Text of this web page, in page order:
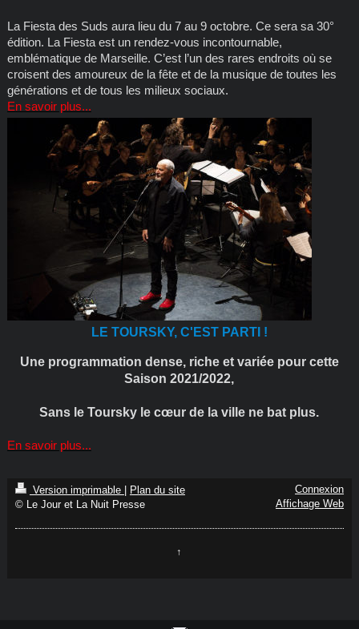
La Fiesta des Suds aura lieu du 7 au 9 octobre. Ce sera sa 30°
édition. La Fiesta est un rendez-vous incontournable,
emblématique de Marseille. C’est l’un des rares endroits où se
croisent des amoureux de la fête et de la musique de toutes les
générations et de tous les milieux sociaux.
En savoir plus...
LE TOURSKY, C'EST PARTI !
Une programmation dense, riche et variée pour cette
Saison 2021/2022,
Sans le Toursky le cœur de la ville ne bat plus.
En savoir plus...
Version imprimable | Plan du site
© Le Jour et La Nuit Presse
Connexion
Affichage Web
↑